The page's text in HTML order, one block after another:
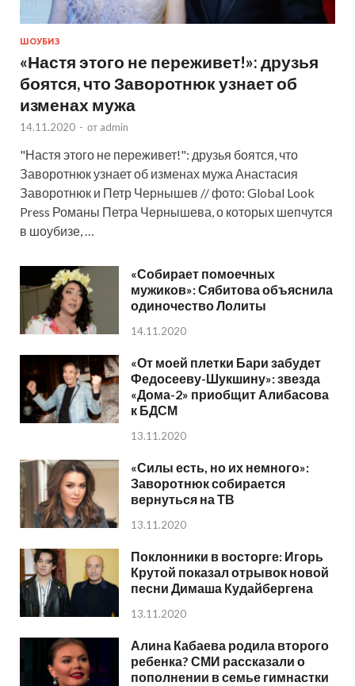
ШОУБИЗ
«Настя этого не переживет!»: друзья
боятся, что Заворотнюк узнает об
изменах мужа
14.11.2020 - от admin
"Настя этого не переживет!": друзья боятся, что
Заворотнюк узнает об изменах мужа Анастасия
Заворотнюк и Петр Чернышев // фото: Global Look
Press Романы Петра Чернышева, о которых шепчутся
в шоубизе, …
«Собирает помоечных
мужиков»: Сябитова объяснила
одиночество Лолиты
14.11.2020
«От моей плетки Бари забудет
Федосееву-Шукшину»: звезда
«Дома-2» приобщит Алибасова
к БДСМ
13.11.2020
«Силы есть, но их немного»:
Заворотнюк собирается
вернуться на ТВ
13.11.2020
Поклонники в восторге: Игорь
Крутой показал отрывок новой
песни Димаша Кудайбергена
13.11.2020
Алина Кабаева родила второго
ребенка? СМИ рассказали о
пополнении в семье гимнастки